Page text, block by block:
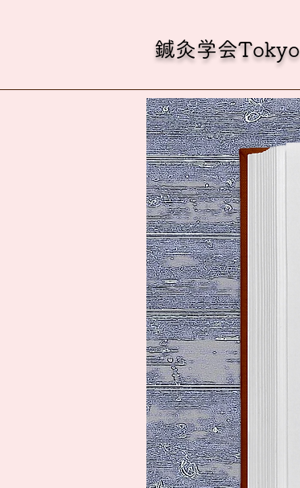
鍼灸学会Tokyo